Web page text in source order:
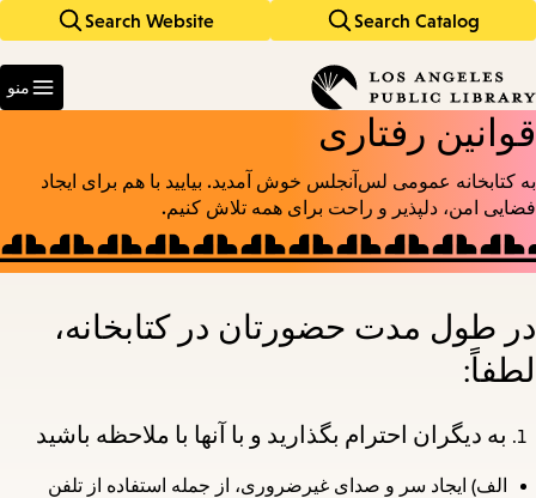
Search Catalog
Search Website
keywords
منو
قوانین رفتاری
به کتابخانه عمومی لس‌آنجلس خوش آمدید. بیایید با هم برای ایجاد
فضایی امن، دلپذیر و راحت برای همه تلاش کنیم.
در طول مدت حضورتان در کتابخانه،
لطفاً:
به دیگران احترام بگذارید و با آنها با ملاحظه باشید
الف) ایجاد سر و صدای غیرضروری، از جمله استفاده از تلفن